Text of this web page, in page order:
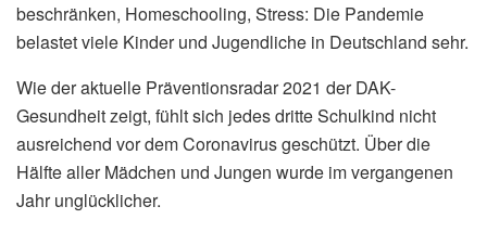
beschränken, Homeschooling, Stress: Die Pandemie
belastet viele Kinder und Jugendliche in Deutschland sehr.
Wie der aktuelle Präventionsradar 2021 der DAK-
Gesundheit zeigt, fühlt sich jedes dritte Schulkind nicht
ausreichend vor dem Coronavirus geschützt. Über die
Hälfte aller Mädchen und Jungen wurde im vergangenen
Jahr unglücklicher.